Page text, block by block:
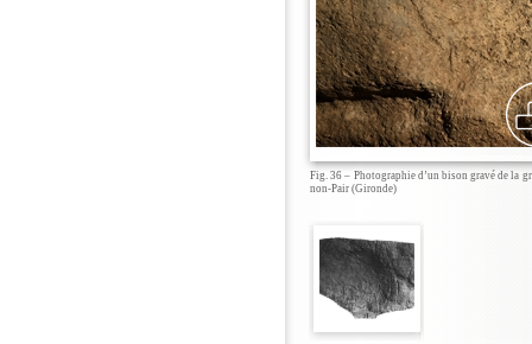
Fig. 36 – Photographie d’un bison gravé de la
non-Pair (Gironde)